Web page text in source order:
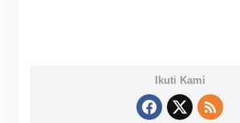
Ikuti Kami